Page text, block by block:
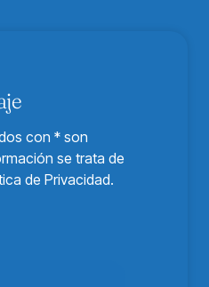
con * son
se trata de
de Privacidad.